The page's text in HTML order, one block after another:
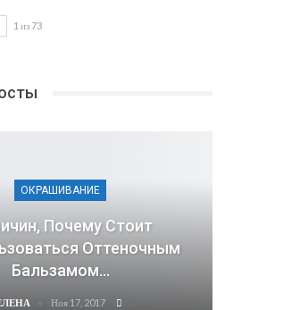
1 из 73
ОКРАШИВАНИЕ
Почему Стоит
Оттеночным
Бальзамом…
Ноя 17, 2017